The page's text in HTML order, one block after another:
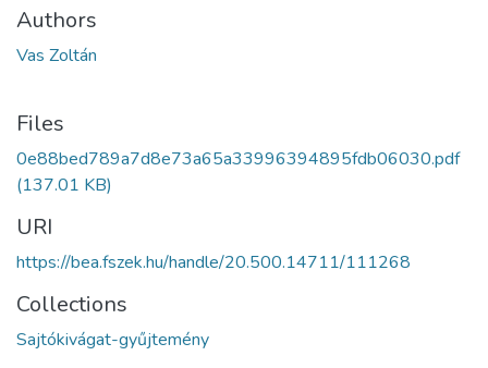
Authors
Vas Zoltán
Files
0e88bed789a7d8e73a65a33996394895fdb06030.pdf
(137.01 KB)
URI
https://bea.fszek.hu/handle/20.500.14711/111268
Collections
Sajtókivágat-gyűjtemény